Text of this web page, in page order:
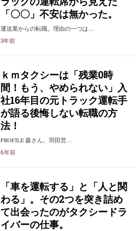
「〇〇」不安は無かった。
運送業からの転職。理由の一つは…
3年前
ｋｍタクシーは「残業0時
間！もう、やめられない」入
社16年目の元トラック運転手
が語る後悔しない転職の方
法！
PROFILE 森さん。羽田営…
6年前
「車を運転する」と「人と関
わる」。その2つを突き詰め
て出会ったのがタクシードラ
イバーの仕事。